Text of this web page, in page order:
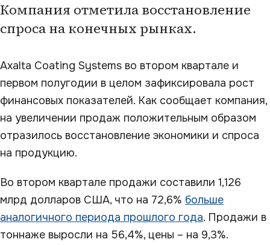
Компания отметила восстановление
спроса на конечных рынках.
Axalta Coating Systems во втором квартале и
первом полугодии в целом зафиксировала рост
финансовых показателей. Как сообщает компания,
на увеличении продаж положительным образом
отразилось восстановление экономики и спроса
на продукцию.
Во втором квартале продажи составили 1,126
млрд долларов США, что на 72,6% больше
аналогичного периода прошлого года. Продажи в
тоннаже выросли на 56,4%, цены – на 9,3%.